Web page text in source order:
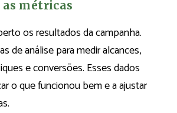
métricas
os resultados da campanha.
de análise para medir alcances,
e conversões. Esses dados
o que funcionou bem e a ajustar